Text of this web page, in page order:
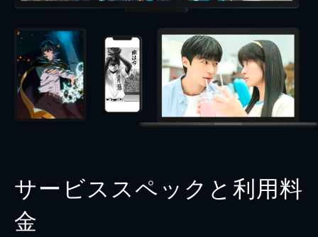
サービススペックと利用料
金